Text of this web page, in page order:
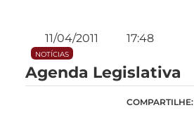
11/04/2011 17:48
NOTÍCIAS
Agenda Legislativa
COMPARTILHE: